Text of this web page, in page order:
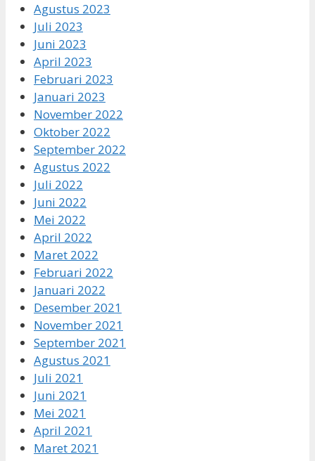
Agustus 2023
Juli 2023
Juni 2023
April 2023
Februari 2023
Januari 2023
November 2022
Oktober 2022
September 2022
Agustus 2022
Juli 2022
Juni 2022
Mei 2022
April 2022
Maret 2022
Februari 2022
Januari 2022
Desember 2021
November 2021
September 2021
Agustus 2021
Juli 2021
Juni 2021
Mei 2021
April 2021
Maret 2021